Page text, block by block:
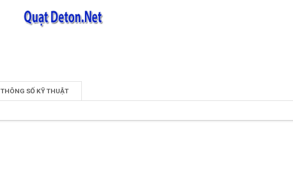
THÔNG SỐ KỸ THUẬT